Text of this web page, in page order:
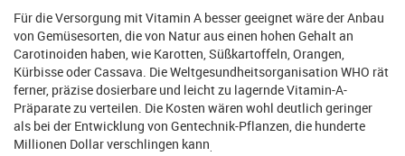
Für die Versorgung mit Vitamin A besser geeignet wäre der Anbau
von Gemüsesorten, die von Natur aus einen hohen Gehalt an
Carotinoiden haben, wie Karotten, Süßkartoffeln, Orangen,
Kürbisse oder Cassava. Die Weltgesundheitsorganisation WHO rät
ferner, präzise dosierbare und leicht zu lagernde Vitamin-A-
Präparate zu verteilen. Die Kosten wären wohl deutlich geringer
als bei der Entwicklung von Gentechnik-Pflanzen, die hunderte
Millionen Dollar verschlingen kann